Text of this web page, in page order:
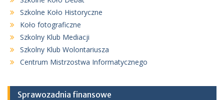
Szkolne Koło Historyczne
Koło fotograficzne
Szkolny Klub Mediacji
Szkolny Klub Wolontariusza
Centrum Mistrzostwa Informatycznego
Sprawozadnia finansowe